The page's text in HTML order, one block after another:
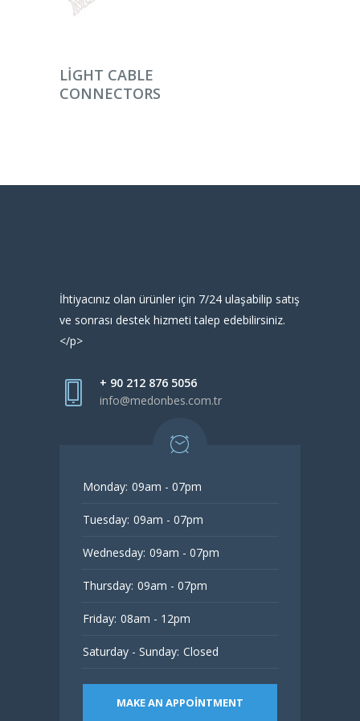
DEVAMINI OKU
LIGHT CABLE
CONNECTORS
İhtiyacınız olan ürünler için 7/24 ulaşabilip satış
ve sonrası destek hizmeti talep edebilirsiniz.
</p>
+ 90 212 876 5056
info@medonbes.com.tr
Monday: 09am - 07pm
Tuesday: 09am - 07pm
Wednesday: 09am - 07pm
Thursday: 09am - 07pm
Friday: 08am - 12pm
Saturday - Sunday: Closed
MAKE AN APPOINTMENT